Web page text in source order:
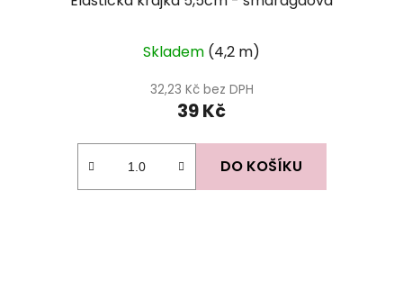
Skladem (4,2 m)
32,23 Kč bez DPH
39 Kč
DO KOŠÍKU